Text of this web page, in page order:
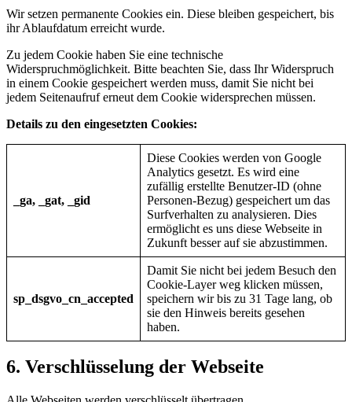
Wir setzen permanente Cookies ein. Diese bleiben gespeichert, bis
ihr Ablaufdatum erreicht wurde.
Zu jedem Cookie haben Sie eine technische
Widerspruchmöglichkeit. Bitte beachten Sie, dass Ihr Widerspruch
in einem Cookie gespeichert werden muss, damit Sie nicht bei
jedem Seitenaufruf erneut dem Cookie widersprechen müssen.
Details zu den eingesetzten Cookies:
_ga, _gat, _gid
Diese Cookies werden von Google
Analytics gesetzt. Es wird eine
zufällig erstellte Benutzer-ID (ohne
Personen-Bezug) gespeichert um das
Surfverhalten zu analysieren. Dies
ermöglicht es uns diese Webseite in
Zukunft besser auf sie abzustimmen.
sp_dsgvo_cn_accepted
Damit Sie nicht bei jedem Besuch den
Cookie-Layer weg klicken müssen,
speichern wir bis zu 31 Tage lang, ob
sie den Hinweis bereits gesehen
haben.
6. Verschlüsselung der Webseite